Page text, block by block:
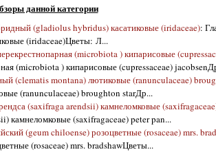
данной категории
(gladiolus hybridus) касатиковые (iridaceae):
(iridaceae)Цветы: Л...
(microbiota ) кипарисовые
(microbiota ) кипарисовые (cupressaceae)
(clematis montana) лютиковые (ranunculaceae)
(ranunculaceae) broughton starДр...
(saxifraga arendsii) камнеломковые
камнеломковые (saxifragaceae) peter pan...
(geum chiloense) розоцветные (rosaceae) mrs.
(rosaceae) mrs. bradshawЦветы...